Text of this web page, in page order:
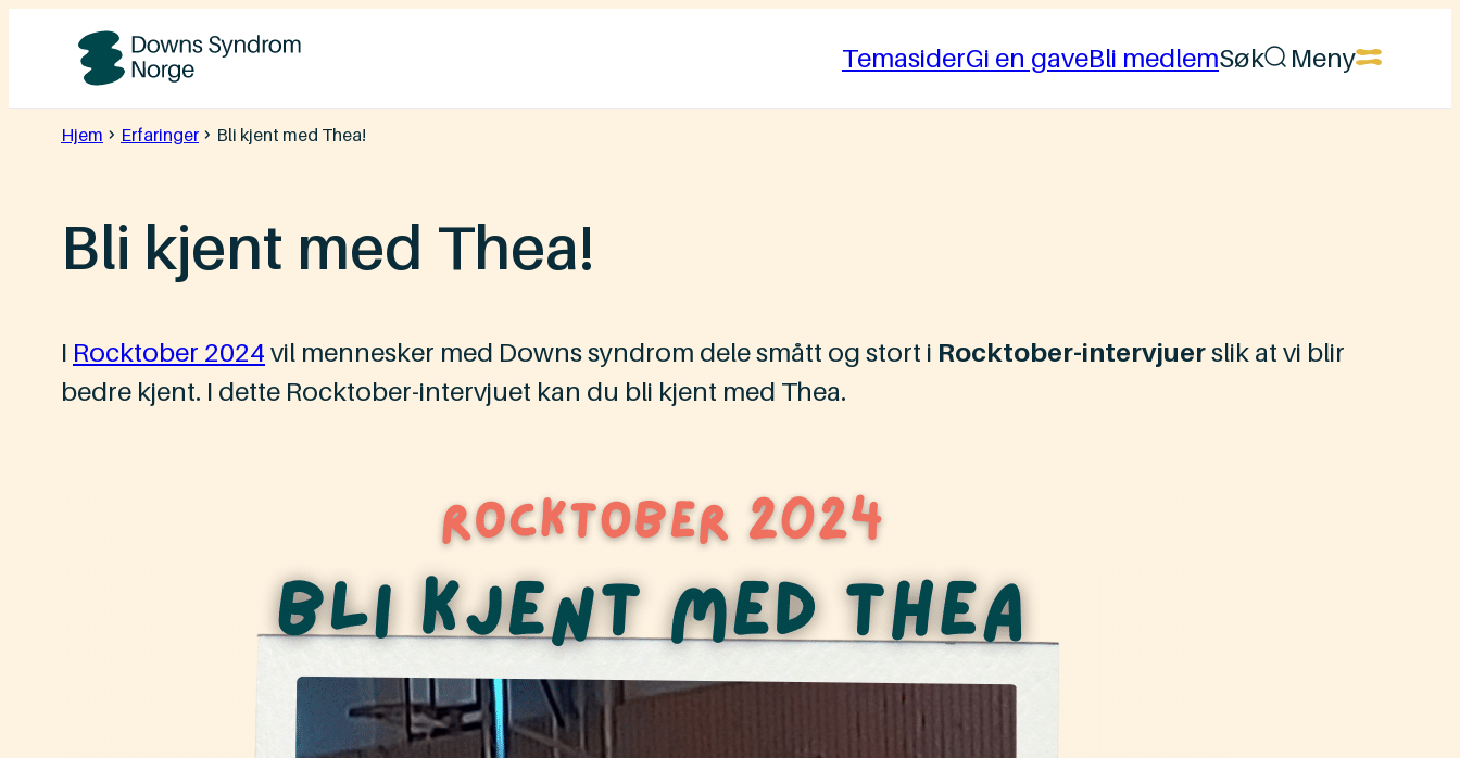
innhold
Downs
Syndrom
TemasiderGi en gaveBli medlemSøk Meny
Hjem Erfaringer Bli kjent med Thea!
Bli kjent med Thea!
I Rocktober 2024 vil mennesker med Downs syndrom dele smått og stort i Rocktober-intervjuerslik at vi blir
bedre kjent. I dette Rocktober-intervjuet kan du bli kjent med Thea.